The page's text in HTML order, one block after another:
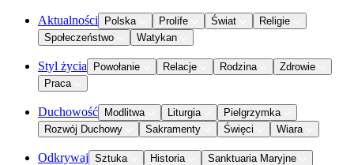
Aktualności Polska Prolife Świat
Religie
Społeczeństwo
Watykan
Styl życia Powołanie Relacje Rodzina
Zdrowie
Praca
Duchowość Modlitwa Liturgia
Pielgrzymka
Rozwój Duchowy
Sakramenty Święci Wiara
Odkrywaj Sztuka Historia
Sanktuaria Maryjne